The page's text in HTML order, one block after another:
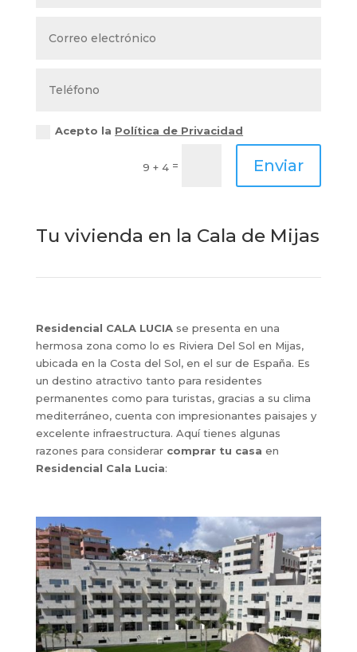
Acepto la Política de Privacidad
9 + 4 = Enviar
Tu vivienda en la Cala de Mijas
Residencial CALA LUCIAse presenta en una
hermosa zona como lo es Riviera Del Sol en Mijas,
ubicada en la Costa del Sol, en el sur de España. Es
un destino atractivo tanto para residentes
permanentes como para turistas, gracias a su clima
mediterráneo, cuenta con impresionantes paisajes y
excelente infraestructura. Aquí tienes algunas
razones para considerar comprar tu casa en
Residencial Cala Lucia: